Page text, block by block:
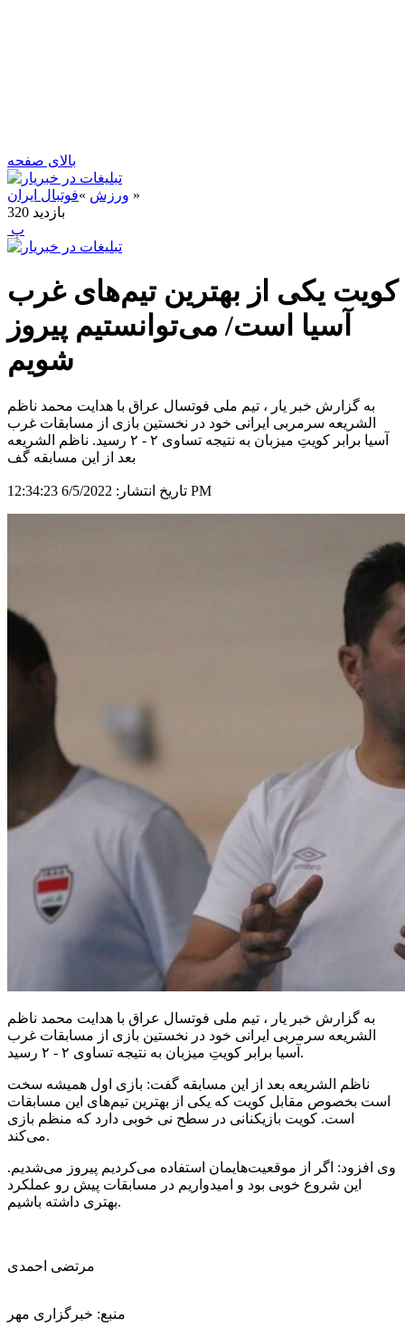
بالای صفحه
ورزش »فوتبال ایران
»
320 بازدید
‍ پ
کویت یکی از بهترین تیم‌های غرب
آسیا است/ می‌توانستیم پیروز
شویم
به گزارش خبر یار ، تیم ملی فوتسال عراق با هدایت محمد ناظم
الشریعه سرمربی ایرانی خود در نخستین بازی از مسابقات غرب
آسیا برابر کویتِ میزبان به نتیجه تساوی ۲ - ۲ رسید. ناظم الشریعه
بعد از این مسابقه گف
تاریخ انتشار: 6/5/2022 12:34:23 PM
به گزارش خبر یار ، تیم ملی فوتسال عراق با هدایت محمد ناظم
الشریعه سرمربی ایرانی خود در نخستین بازی از مسابقات غرب
آسیا برابر کویتِ میزبان به نتیجه تساوی ۲ - ۲ رسید.
ناظم الشریعه بعد از این مسابقه گفت: بازی اول همیشه سخت
است بخصوص مقابل کویت که یکی از بهترین تیم‌های این مسابقات
است. کویت بازیکنانی در سطح نی خوبی دارد که منظم بازی
می‌کند.
وی افزود: اگر از موقعیت‌هایمان استفاده می‌کردیم پیروز می‌شدیم.
این شروع خوبی بود و امیدواریم در مسابقات پیش رو عملکرد
بهتری داشته باشیم.
مرتضی احمدی
منبع: خبرگزاری مهر